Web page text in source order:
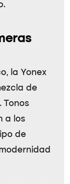
la Yonex
de
Tonos
a los
de